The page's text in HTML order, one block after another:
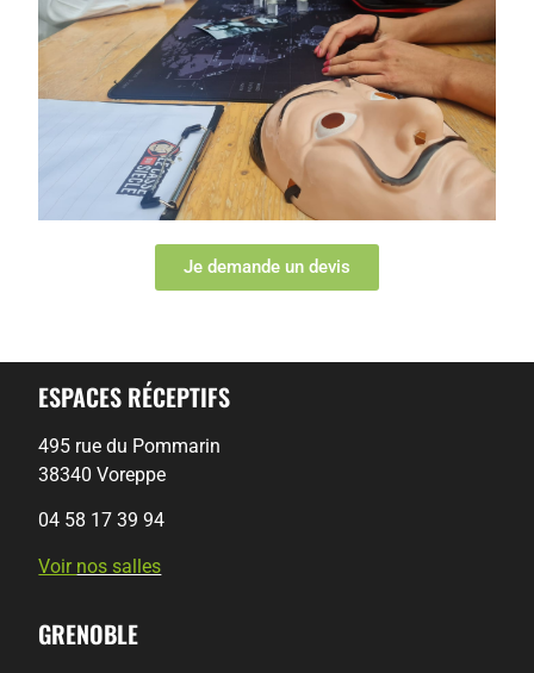
Je demande un devis
ESPACES RÉCEPTIFS
495 rue du Pommarin
38340 Voreppe
04 58 17 39 94
Voir nos salles
GRENOBLE